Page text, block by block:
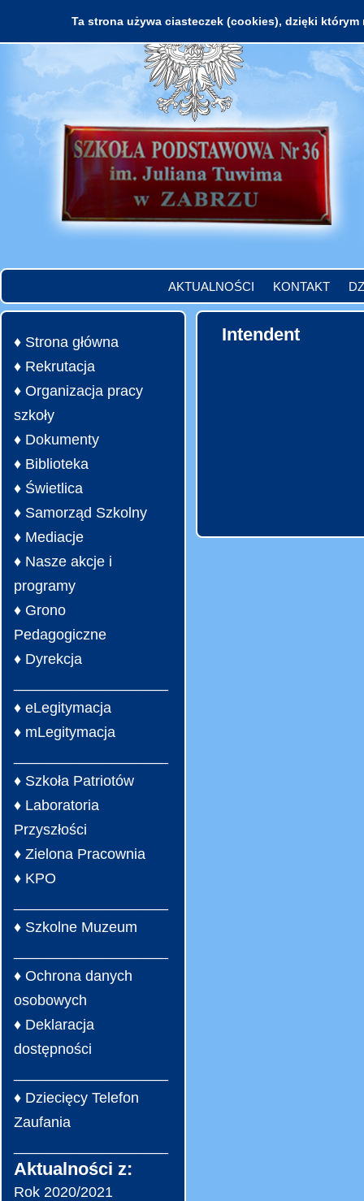
AKTUALNOŚCI KONTAKT
♦ Strona główna
♦ Rekrutacja
♦ Organizacja pracy
szkoły
♦ Dokumenty
♦ Biblioteka
♦ Świetlica
♦ Samorząd Szkolny
♦ Mediacje
♦ Nasze akcje i
programy
♦ Grono
Pedagogiczne
♦ Dyrekcja
♦ eLegitymacja
♦ mLegitymacja
♦ Szkoła Patriotów
♦ Laboratoria
Przyszłości
♦ Zielona Pracownia
♦ KPO
♦ Szkolne Muzeum
♦ Ochrona danych
osobowych
♦ Deklaracja
dostępności
♦ Dziecięcy Telefon
Zaufania
Aktualności z:
Rok 2020/2021
Intendent
Ta strona używa ciasteczek (cookies), dzięki którym